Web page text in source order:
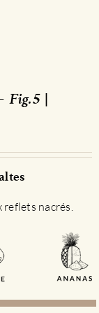
Fig.5 |
nacrés.